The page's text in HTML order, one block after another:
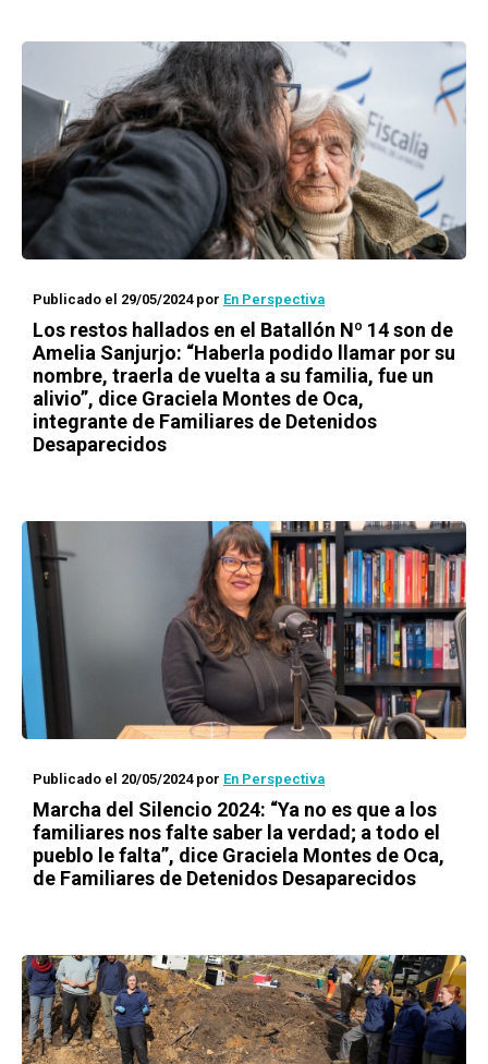
Publicado el 29/05/2024por En Perspectiva
Los restos hallados en el Batallón Nº 14 son de
Amelia Sanjurjo: “Haberla podido llamar por su
nombre, traerla de vuelta a su familia, fue un
alivio”, dice Graciela Montes de Oca,
integrante de Familiares de Detenidos
Desaparecidos
Publicado el 20/05/2024por En Perspectiva
Marcha del Silencio 2024: “Ya no es que a los
familiares nos falte saber la verdad; a todo el
pueblo le falta”, dice Graciela Montes de Oca,
de Familiares de Detenidos Desaparecidos